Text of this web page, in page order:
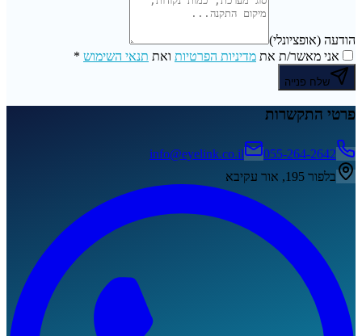
הודעה (אופציונלי)
אני מאשר/ת את מדיניות הפרטיות ואת תנאי השימוש *
שלח פנייה
פרטי התקשרות
055-264-2642
info@eyelink.co.il
בלפור 195, אור עקיבא